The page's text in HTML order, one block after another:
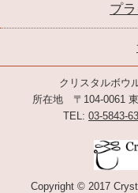
プ
クリスタルボウ
所在地 〒104-0061
TEL: 03-5843-
Copyright © 2017